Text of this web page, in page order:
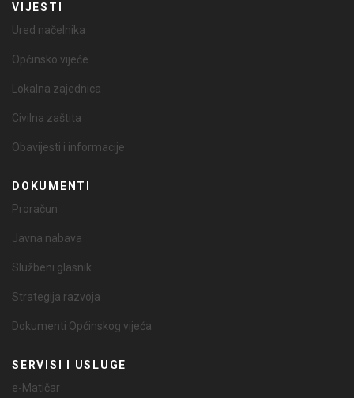
VIJESTI
Ured načelnika
Općinsko vijeće
Lokalna zajednica
Civilna zaštita
Obavijesti i informacije
DOKUMENTI
Proračun
Javna nabava
Službeni glasnik
Strategija razvoja
Dokumenti Općinskog vijeća
SERVISI I USLUGE
e-Matičar